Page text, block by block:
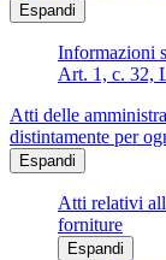
Espandi
Informazioni
Art. 1, c. 32,
Atti delle
distintamente per
Espandi
Atti relativi
forniture
Espandi